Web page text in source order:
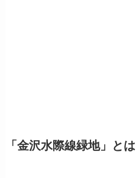
「金沢水際線緑地」とは